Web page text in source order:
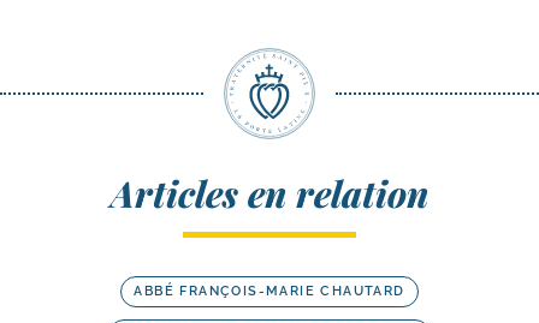
Articles en relation
ABBÉ FRANÇOIS-MARIE CHAUTARD